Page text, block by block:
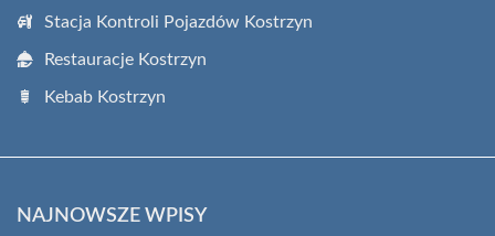
Stacja Kontroli Pojazdów Kostrzyn
Restauracje Kostrzyn
Kebab Kostrzyn
NAJNOWSZE WPISY